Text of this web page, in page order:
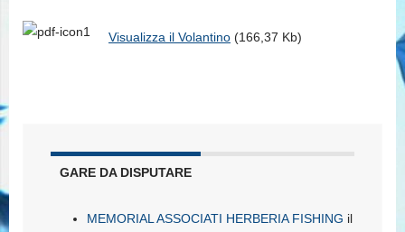
Visualizza il Volantino (166,37 Kb)
GARE DA DISPUTARE
MEMORIAL ASSOCIATI HERBERIA FISHING il